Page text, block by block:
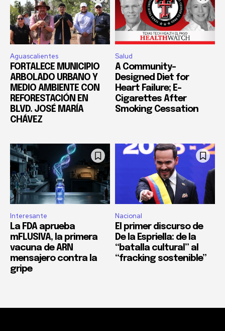
Aguascalientes
FORTALECE MUNICIPIO
ARBOLADO URBANO Y
MEDIO AMBIENTE CON
REFORESTACIÓN EN
BLVD. JOSÉ MARÍA
CHÁVEZ
Salud
A Community-
Designed Diet for
Heart Failure; E-
Cigarettes After
Smoking Cessation
Interesante
La FDA aprueba
mFLUSIVA, la primera
vacuna de ARN
mensajero contra la
gripe
Nacional
El primer discurso de
De la Espriella: de la
“batalla cultural” al
“fracking sostenible”